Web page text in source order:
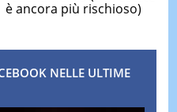
è ancora più rischioso)
NELLE ULTIME